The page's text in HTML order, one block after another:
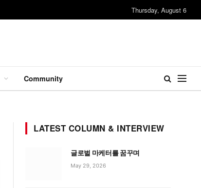
Thursday, August 6
Community
LATEST COLUMN & INTERVIEW
글로벌 마케터를 꿈꾸며
May 29, 2026